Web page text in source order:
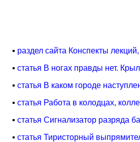
▪ раздел сайта Конспекты
▪ статья В ногах правды нет.
▪ статья В каком городе
▪ статья Работа в колодцах,
▪ статья Сигнализатор разряда
▪ статья Тиристорный